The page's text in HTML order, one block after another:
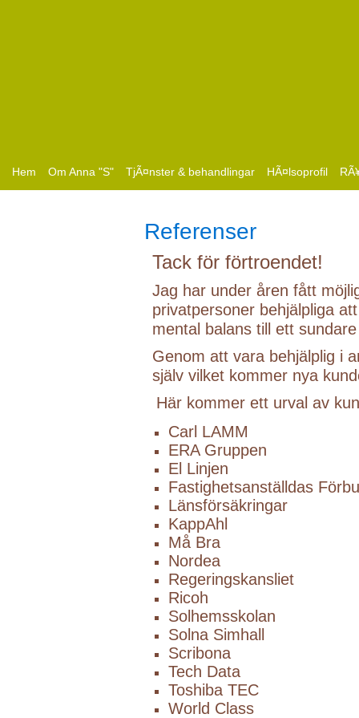
Hem Om Anna "S" TjÃ¤nster & behandlingar HÃ¤lsoprofil
Referenser
Tack för förtroendet!
Jag har under åren fått
privatpersoner behjälpliga
mental balans till ett
Genom att vara behjälplig i
själv vilket kommer nya
Här kommer ett urval av
Carl LAMM
ERA Gruppen
El Linjen
Fastighetsanställdas
Länsförsäkringar
KappAhl
Må Bra
Nordea
Regeringskansliet
Ricoh
Solhemsskolan
Solna Simhall
Scribona
Tech Data
Toshiba TEC
World Class